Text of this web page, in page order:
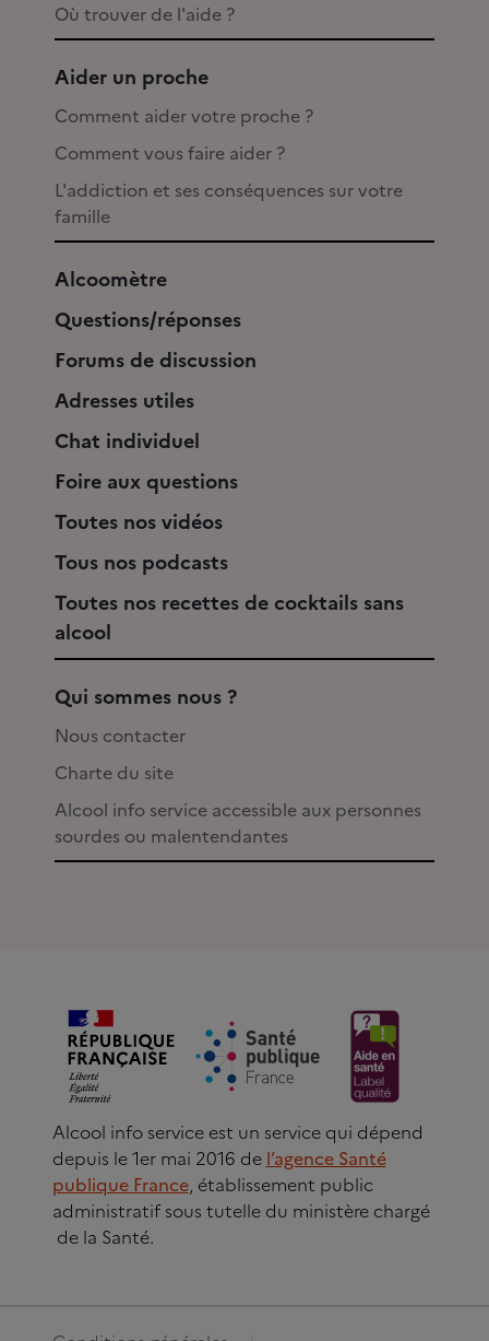
Où trouver de l'aide ?
Aider un proche
Comment aider votre proche ?
Comment vous faire aider ?
L'addiction et ses conséquences sur votre
famille
Alcoomètre
Questions/réponses
Forums de discussion
Adresses utiles
Chat individuel
Foire aux questions
Toutes nos vidéos
Tous nos podcasts
Toutes nos recettes de cocktails sans
alcool
Qui sommes nous ?
Nous contacter
Charte du site
Alcool info service accessible aux personnes
sourdes ou malentendantes
Alcool info service est un service qui dépend
depuis le 1er mai 2016 de l’agence Santé
publique France, établissement public
administratif sous tutelle du ministère chargé
de la Santé.